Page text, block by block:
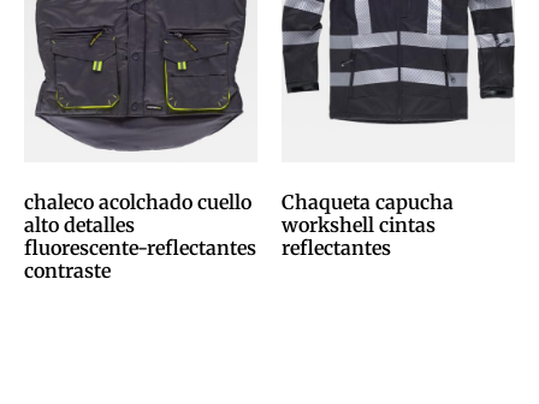
chaleco acolchado cuello
alto detalles
fluorescente-reflectantes
contraste
Chaqueta capucha
workshell cintas
reflectantes